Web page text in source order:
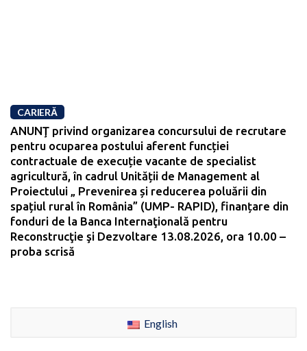
CARIERĂ
ANUNŢ privind organizarea concursului de recrutare
pentru ocuparea postului aferent funcției
contractuale de execuție vacante de specialist
agricultură, în cadrul Unității de Management al
Proiectului „ Prevenirea și reducerea poluării din
spațiul rural în România” (UMP- RAPID), finanțare din
fonduri de la Banca Internaţională pentru
Reconstrucţie şi Dezvoltare 13.08.2026, ora 10.00 –
proba scrisă
English